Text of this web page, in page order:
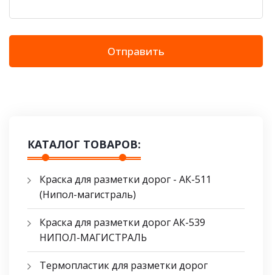
Отправить
КАТАЛОГ ТОВАРОВ:
Краска для разметки дорог - АК-511
(Нипол-магистраль)
Краска для разметки дорог АК-539
НИПОЛ-МАГИСТРАЛЬ
Термопластик для разметки дорог